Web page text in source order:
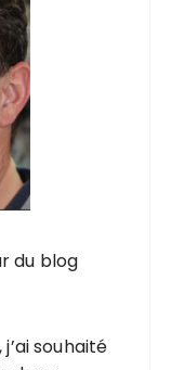
du blog
souhaité